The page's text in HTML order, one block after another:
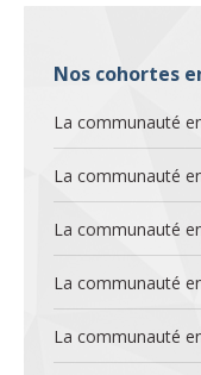
Nos cohortes
La communauté
La communauté
La communauté
La communauté
La communauté